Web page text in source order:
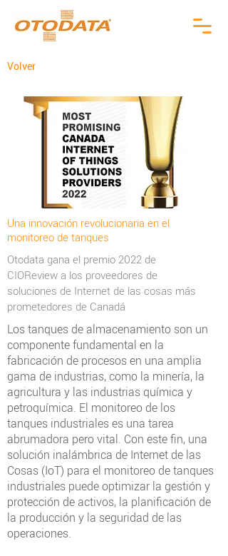
Volver
Una innovación revolucionaria en el
monitoreo de tanques
Otodata gana el premio 2022 de
CIOReview a los proveedores de
soluciones de Internet de las cosas más
prometedores de Canadá
Los tanques de almacenamiento son un
componente fundamental en la
fabricación de procesos en una amplia
gama de industrias, como la minería, la
agricultura y las industrias química y
petroquímica. El monitoreo de los
tanques industriales es una tarea
abrumadora pero vital. Con este fin, una
solución inalámbrica de Internet de las
Cosas (IoT) para el monitoreo de tanques
industriales puede optimizar la gestión y
protección de activos, la planificación de
la producción y la seguridad de las
operaciones.